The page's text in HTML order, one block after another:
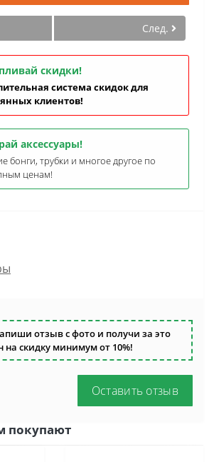
След.
скидки!
система скидок для
клиентов!
аксессуары!
бонги, трубки и многое другое по
ценам!
отзыв с фото и получи за это
на скидку минимум от 10%!
Оставить отзыв
покупают